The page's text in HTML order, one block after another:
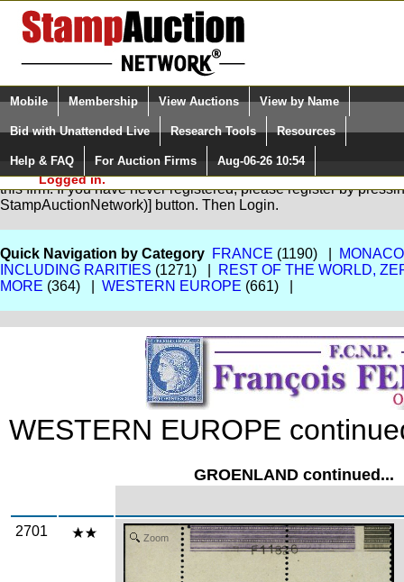
Login (enter your user name)
Please Login. You are NOT
Logged in.
Select Language
Quick Search:
Mobile Membership View Auctions View by Name
Bid with Unattended Live Research Tools Resources
Help & FAQ For Auction Firms Aug-06-26 10:54
You are not logged in. Please Login so that we can determine
this firm. If you have never registered, please register by
StampAuctionNetwork)] button. Then Login.
Quick Navigation by Category FRANCE (1190) |
INCLUDING RARITIES (1271) |
REST OF THE WORLD,
MORE (364) | WESTERN EUROPE (661) |
WESTERN EUROPE
GROENLAND continued...
2701 Zoom